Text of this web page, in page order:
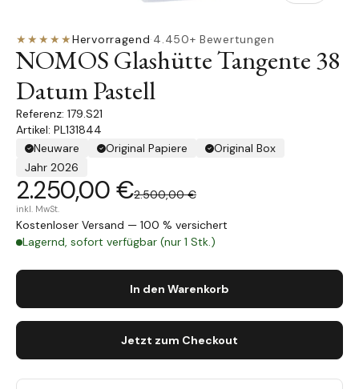
★★★★★Hervorragend·4.450+ Bewertungen
NOMOS Glashütte Tangente 38
Datum Pastell
179.S21
Artikel: PL131844
Neuware
Original Papiere
Original Box
Jahr 2026
2.250,00 €2.500,00 €
inkl. MwSt.
Kostenloser Versand — 100 % versichert
Lagernd, sofort verfügbar (nur 1 Stk.)
In den Warenkorb
Jetzt zum Checkout